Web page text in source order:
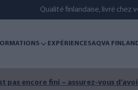
Qualité finlandaise, livré chez
EXPÉRIENCESAQVA
pas encore fini – assurez-vous